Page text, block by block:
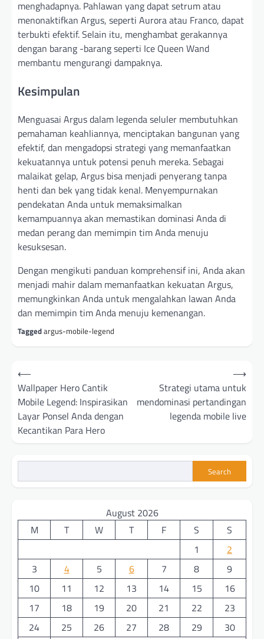
menghadapnya. Pahlawan yang dapat setrum atau
menonaktifkan Argus, seperti Aurora atau Franco, dapat
terbukti efektif. Selain itu, menghambat gerakannya
dengan barang -barang seperti Ice Queen Wand
membantu mengurangi dampaknya.
Kesimpulan
Menguasai Argus dalam legenda seluler membutuhkan
pemahaman keahliannya, menciptakan bangunan yang
efektif, dan mengadopsi strategi yang memanfaatkan
kekuatannya untuk potensi penuh mereka. Sebagai
malaikat gelap, Argus bisa menjadi penyerang tanpa
henti dan bek yang tidak kenal. Menyempurnakan
pendekatan Anda untuk memaksimalkan
kemampuannya akan memastikan dominasi Anda di
medan perang dan memimpin tim Anda menuju
kesuksesan.
Dengan mengikuti panduan komprehensif ini, Anda akan
menjadi mahir dalam memanfaatkan kekuatan Argus,
memungkinkan Anda untuk mengalahkan lawan Anda
dan memimpin tim Anda menuju kemenangan.
Taggedargus-mobile-legend
Post
navigation
⟵
Wallpaper Hero Cantik
Mobile Legend: Inspirasikan
Layar Ponsel Anda dengan
Kecantikan Para Hero
Strategi utama untuk
mendominasi pertandingan
legenda mobile live
⟶
Search
August 2026
M
T W T F S
S
1
2
3
4 5 6 7 8
9
10
11 12 13 14 15
16
17
18 19 20 21 22
23
24
25 26 27 28 29
30